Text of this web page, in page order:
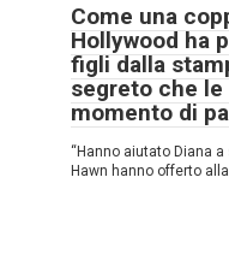
Come una
Hollywood ha
figli dalla
segreto che le
momento di
“Hanno aiutato Diana a
Hawn hanno offerto alla